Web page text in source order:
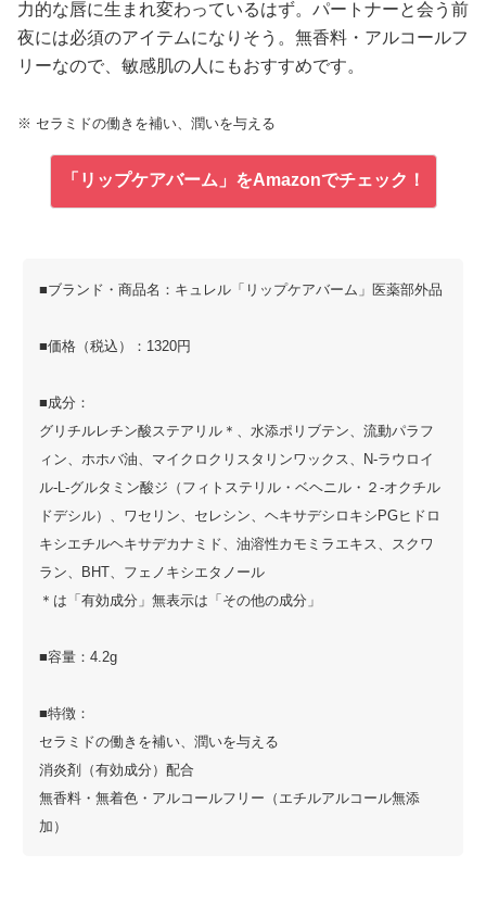
力的な唇に生まれ変わっているはず。パートナーと会う前
夜には必須のアイテムになりそう。無香料・アルコールフ
リーなので、敏感肌の人にもおすすめです。
※ セラミドの働きを補い、潤いを与える
「リップケアバーム」をAmazonでチェック！
■ブランド・商品名：キュレル「リップケアバーム」医薬部外品
■価格（税込）：1320円
■成分：
グリチルレチン酸ステアリル＊、水添ポリブテン、流動パラフ
ィン、ホホバ油、マイクロクリスタリンワックス、N-ラウロイ
ル-L-グルタミン酸ジ（フィトステリル・ベヘニル・２-オクチル
ドデシル）、ワセリン、セレシン、ヘキサデシロキシPGヒドロ
キシエチルヘキサデカナミド、油溶性カモミラエキス、スクワ
ラン、BHT、フェノキシエタノール
＊は「有効成分」無表示は「その他の成分」
■容量：4.2g
■特徴：
セラミドの働きを補い、潤いを与える
消炎剤（有効成分）配合
無香料・無着色・アルコールフリー（エチルアルコール無添
加）